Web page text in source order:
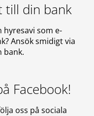
till din bank
hyresavi som e-
Ansök smidigt via
bank.
Facebook!
oss på sociala